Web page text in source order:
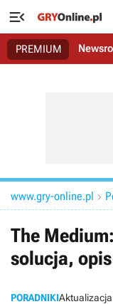

PREMIUM
www.gry-online.pl 
The
solucja,
PORADNIKI